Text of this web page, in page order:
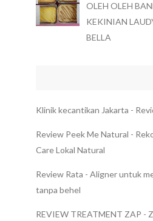
OLEH OLEH
KEKINIAN
BELLA
Klinik kecantikan Jakarta -
Review Peek Me Natural -
Care Lokal Natural
Review Rata - Aligner untuk
tanpa behel
REVIEW TREATMENT ZAP -